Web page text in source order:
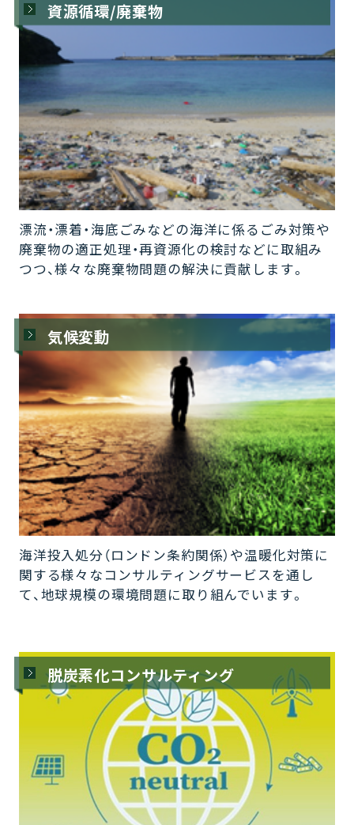
資源循環/廃棄物
漂流・漂着・海底ごみなどの海洋に係るごみ対策や
廃棄物の適正処理・再資源化の検討などに取組み
つつ、様々な廃棄物問題の解決に貢献します。
気候変動
海洋投入処分（ロンドン条約関係）や温暖化対策に
関する様々なコンサルティングサービスを通し
て、地球規模の環境問題に取り組んでいます。
脱炭素化コンサルティング